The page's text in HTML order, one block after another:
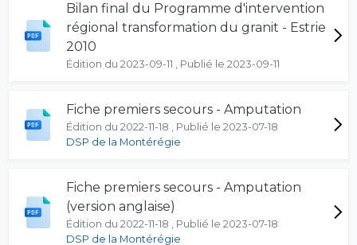
Bilan final du Programme d'intervention
régional transformation du granit - Estrie
2010
Édition du 2023-09-11 , Publié le 2023-09-11
Fiche premiers secours - Amputation
Édition du 2022-11-18 , Publié le 2023-07-18
DSP de la Montérégie
Fiche premiers secours - Amputation
(version anglaise)
Édition du 2022-11-18 , Publié le 2023-07-18
DSP de la Montérégie